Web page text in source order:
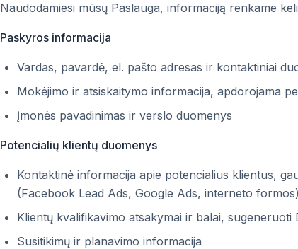
Naudodamiesi mūsų Paslauga, informaciją renkame
Paskyros informacija
Vardas, pavardė, el. pašto adresas ir kontaktiniai
Mokėjimo ir atsiskaitymo informacija, apdorojama
Įmonės pavadinimas ir verslo duomenys
Potencialių klientų duomenys
Kontaktinė informacija apie potencialius klientus,
(Facebook Lead Ads, Google Ads, interneto formos)
Klientų kvalifikavimo atsakymai ir balai, sugeneruoti
Susitikimų ir planavimo informacija